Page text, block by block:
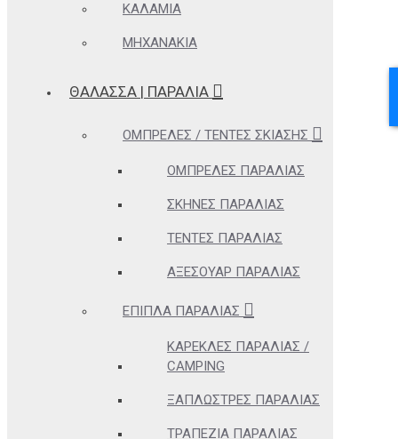
ΚΑΛΆΜΙΑ
ΜΗΧΑΝΆΚΙΑ
ΘΆΛΑΣΣΑ | ΠΑΡΑΛΊΑ
ΟΜΠΡΈΛΕΣ / ΤΈΝΤΕΣ ΣΚΊΑΣΗΣ
ΟΜΠΡΈΛΕΣ ΠΑΡΑΛΊΑΣ
ΣΚΗΝΈΣ ΠΑΡΑΛΊΑΣ
ΤΈΝΤΕΣ ΠΑΡΑΛΊΑΣ
ΑΞΕΣΟΥΆΡ ΠΑΡΑΛΊΑΣ
ΈΠΙΠΛΑ ΠΑΡΑΛΊΑΣ
ΚΑΡΈΚΛΕΣ ΠΑΡΑΛΊΑΣ /
CAMPING
ΞΑΠΛΏΣΤΡΕΣ ΠΑΡΑΛΊΑΣ
ΤΡΑΠΈΖΙΑ ΠΑΡΑΛΊΑΣ